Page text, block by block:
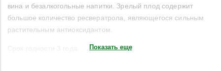
вина и безалкогольные напитки. Зрелый плод содержит
большое количество ресвератрола, являющегося сильным
растительным антиоксидантом.
Показать еще